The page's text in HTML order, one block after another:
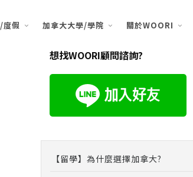
度假 加拿大大學/學院 關於WOORI
想找WOORI顧問諮詢?
【留學】為什麼選擇加拿大?